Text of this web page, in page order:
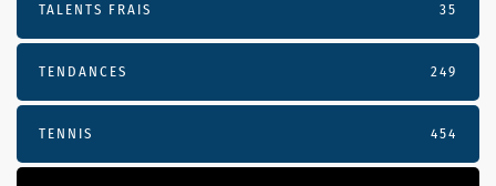
TALENTS FRAIS 35
TENDANCES 249
TENNIS 454